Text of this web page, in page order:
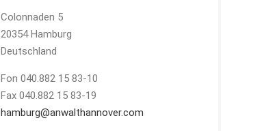
Colonnaden 5
20354 Hamburg
Deutschland
Fon 040.882 15 83-10
Fax 040.882 15 83-19
hamburg@anwalthannover.com